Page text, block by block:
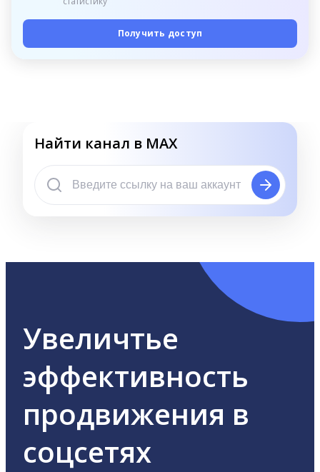
Получить доступ
Найти канал в MAX
Увеличтье
эффективность
продвижения в
соцсетях